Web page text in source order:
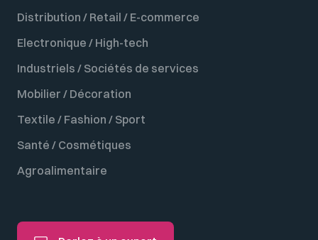
Distribution / Retail / E-commerce
Electronique / High-tech
Industriels / Sociétés de services
Mobilier / Décoration
Textile / Fashion / Sport
Santé / Cosmétiques
Agroalimentaire